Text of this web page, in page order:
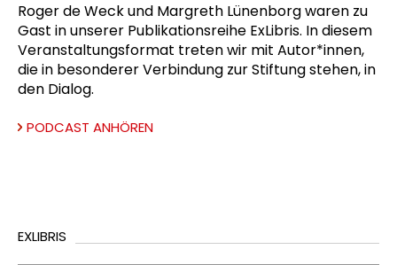
Roger de Weck und Margreth Lünenborg waren zu
Gast in unserer Publikationsreihe ExLibris. In diesem
Veranstaltungsformat treten wir mit Autor*innen,
die in besonderer Verbindung zur Stiftung stehen, in
den Dialog.
PODCAST ANHÖREN
EXLIBRIS